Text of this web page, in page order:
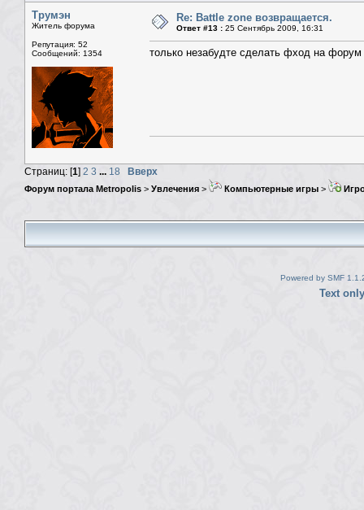
Трумэн
Житель форума
Репутация: 52
Сообщений: 1354
Re: Battle zone возвращается.
Ответ #13 : 25 Сентябрь 2009, 16:31
только незабудте сделать фход на форум
Страниц: [1] 2 3 ... 18 Вверх
Форум портала Metropolis > Увлечения > Компьютерные игры >
Powered by SMF
Text